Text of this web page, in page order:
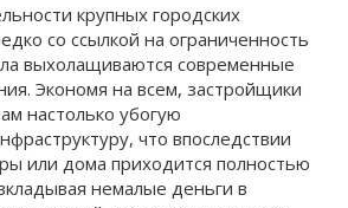
крупных городских
со ссылкой на ограниченность
выхолащиваются современные
Экономя на всем, застройщики
настолько убогую
что впоследствии
или дома приходится полностью
немалые деньги в